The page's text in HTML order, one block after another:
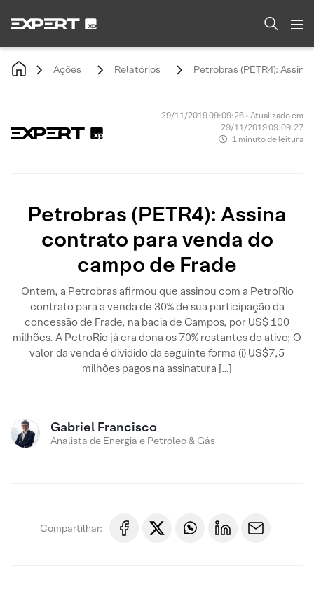
Ações Relatórios Petrobras (PETR4):
29/11/2019 09:09:26 • Atualizado em
29/11/2019 09:09:27
1 minuto de leitura
Petrobras (PETR4): Assina
contrato para venda do
campo de Frade
Ontem, a Petrobras afirmou que assinou com a PetroRio
contrato para a venda de 30% de sua participação da
concessão de Frade, na bacia de Campos, por US$ 100
milhões. A PetroRio já era dona os 70% restantes do ativo; O
valor da venda é dividido da seguinte forma (i) US$7,5
milhões pagos na assinatura […]
Gabriel Francisco
Analista de Energia e Petróleo & Gás
Compartilhar: